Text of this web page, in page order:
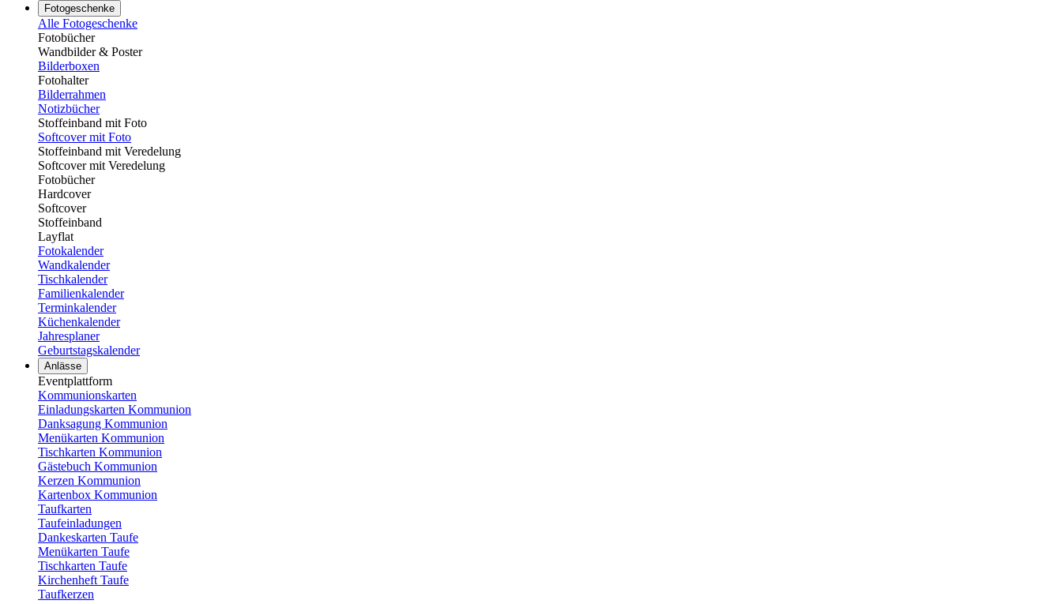
Fotogeschenke
Alle Fotogeschenke
Fotobücher
Wandbilder & Poster
Bilderboxen
Fotohalter
Bilderrahmen
Notizbücher
Stoffeinband mit Foto
Softcover mit Foto
Stoffeinband mit Veredelung
Softcover mit Veredelung
Fotobücher
Hardcover
Softcover
Stoffeinband
Layflat
Fotokalender
Wandkalender
Tischkalender
Familienkalender
Terminkalender
Küchenkalender
Jahresplaner
Geburtstagskalender
Anlässe
Eventplattform
Kommunionskarten
Einladungskarten Kommunion
Danksagung Kommunion
Menükarten Kommunion
Tischkarten Kommunion
Gästebuch Kommunion
Kerzen Kommunion
Kartenbox Kommunion
Taufkarten
Taufeinladungen
Dankeskarten Taufe
Menükarten Taufe
Tischkarten Taufe
Kirchenheft Taufe
Taufkerzen